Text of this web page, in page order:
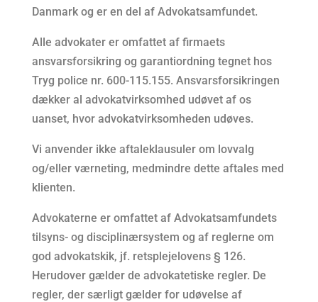
Danmark og er en del af Advokatsamfundet.
Alle advokater er omfattet af firmaets
ansvarsforsikring og garantiordning tegnet hos
Tryg police nr. 600-115.155. Ansvarsforsikringen
dækker al advokatvirksomhed udøvet af os
uanset, hvor advokatvirksomheden udøves.
Vi anvender ikke aftaleklausuler om lovvalg
og/eller værneting, medmindre dette aftales med
klienten.
Advokaterne er omfattet af Advokatsamfundets
tilsyns- og disciplinærsystem og af reglerne om
god advokatskik, jf. retsplejelovens § 126.
Herudover gælder de advokatetiske regler. De
regler, der særligt gælder for udøvelse af